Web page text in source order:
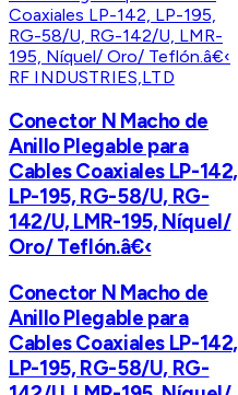
RF INDUSTRIES,LTD
Conector N Macho de
Anillo Plegable para
Cables Coaxiales LP-142,
LP-195, RG-58/U, RG-
142/U, LMR-195, Níquel/
Oro/ Teflón.â€‹
Conector N Macho de
Anillo Plegable para
Cables Coaxiales LP-142,
LP-195, RG-58/U, RG-